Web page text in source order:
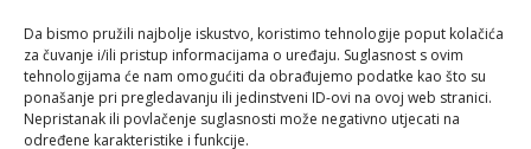
Da bismo pružili najbolje iskustvo, koristimo tehnologije poput kolačića
za čuvanje i/ili pristup informacijama o uređaju. Suglasnost s ovim
tehnologijama će nam omogućiti da obrađujemo podatke kao što su
ponašanje pri pregledavanju ili jedinstveni ID-ovi na ovoj web stranici.
Nepristanak ili povlačenje suglasnosti može negativno utjecati na
određene karakteristike i funkcije.
Mirela H.Đ. napisao:
19 veljače, 2023 u 7:19 am
Otkako ga moj suprug pije, zaobišli su ga svi virusi